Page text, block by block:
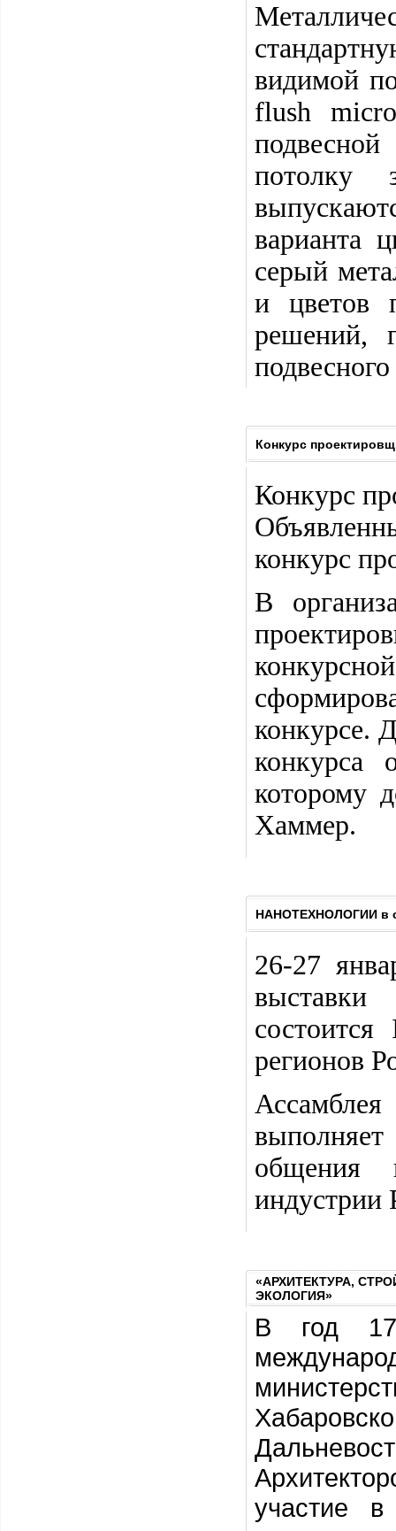
видимой
flush
потолку
варианта
серый
и цветов
решений,
Конкурс
Конкурс
конкурс
В
конкурсе.
конкурса
которому
Хаммер.
НАНОТЕХНОЛОГИИ в
26-27
выставки
регионов
общения
индустрии
«АРХИТЕКТУРА,
ЭКОЛОГИЯ»
В год
участие